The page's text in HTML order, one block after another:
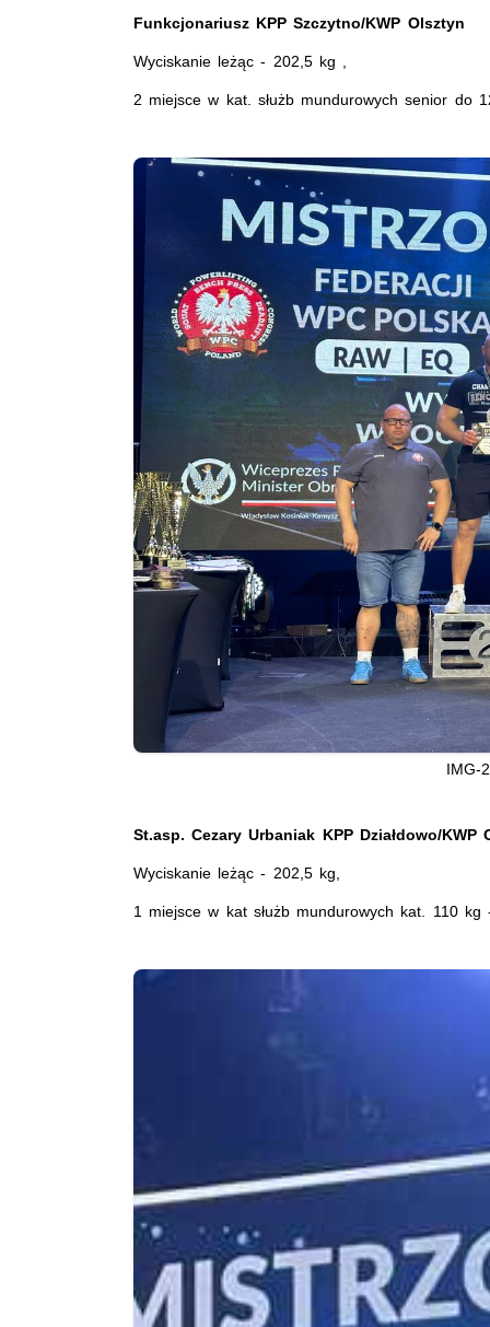
Funkcjonariusz KPP Szczytno/KWP Olsztyn
Wyciskanie leżąc - 202,5 kg ,
2 miejsce w kat. służb mundurowych senior do
IMG-
St.asp. Cezary Urbaniak KPP Działdowo/KWP
Wyciskanie leżąc - 202,5 kg,
1 miejsce w kat służb mundurowych kat. 110 kg